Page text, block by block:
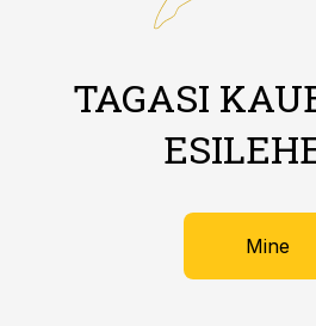
TAGASI
Mine